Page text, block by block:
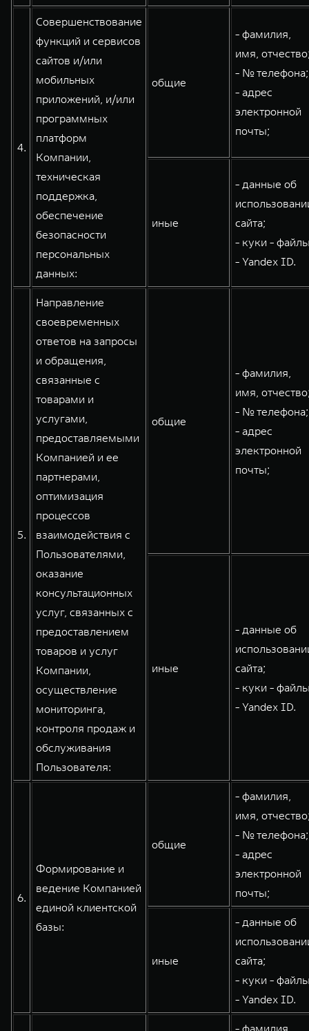
4.
Совершенствование
функций и сервисов
сайтов и/или
мобильных
приложений, и/или
программных
платформ
Компании,
техническая
поддержка,
обеспечение
безопасности
персональных
данных:
общие
- фамилия,
имя,
- № телефона;
- адрес
электронной
почты;
иные
- данные об
сайта;
- куки -
- Yandex ID.
5.
Направление
своевременных
ответов на запросы
и обращения,
связанные с
товарами и
услугами,
предоставляемыми
Компанией и ее
партнерами,
оптимизация
процессов
взаимодействия с
Пользователями,
оказание
консультационных
услуг, связанных с
предоставлением
товаров и услуг
Компании,
осуществление
мониторинга,
контроля продаж и
обслуживания
Пользователя:
общие
- фамилия,
имя,
- № телефона;
- адрес
электронной
почты;
иные
- данные об
сайта;
- куки -
- Yandex ID.
6.
Формирование и
ведение Компанией
единой клиентской
базы:
общие
- фамилия,
имя,
- № телефона;
- адрес
электронной
почты;
иные
- данные об
сайта;
- куки -
- Yandex ID.
- фамилия,